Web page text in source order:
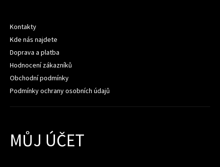
Kontakty
Kde nás najdete
Doprava a platba
Hodnocení zákazníků
Obchodní podmínky
Podmínky ochrany osobních údajů
MŮJ ÚČET